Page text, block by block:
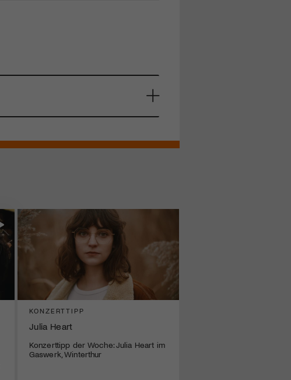
KONZERTTIPP
Julia Heart
Konzerttipp der Woche: Julia Heart im
Gaswerk, Winterthur